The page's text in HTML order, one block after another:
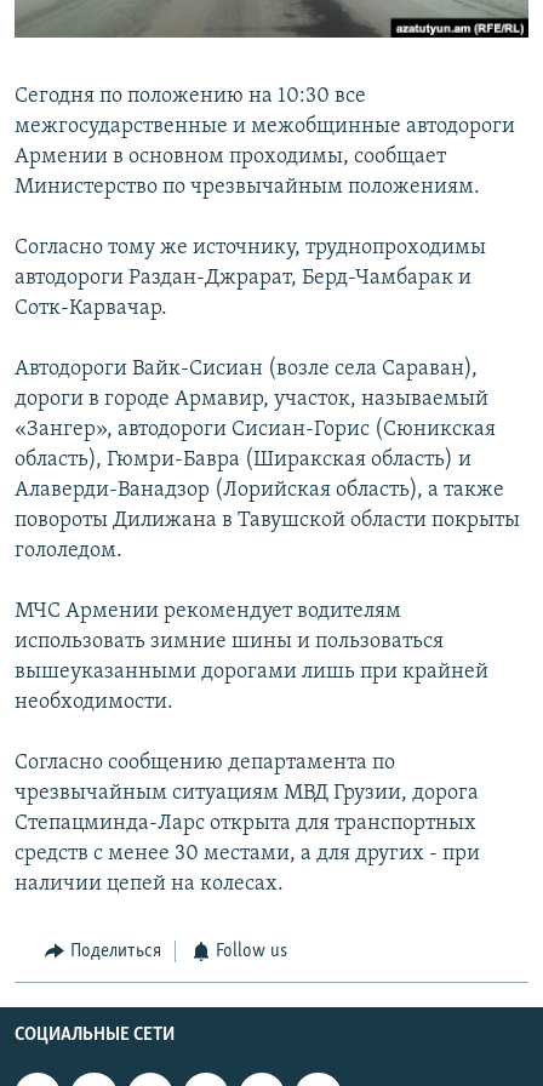
Հայերեն
English
Русский
Все сайты Радио Азатутюн
Сегодня по положению на 10:30 все
межгосударственные и межобщинные автодороги
Армении в основном проходимы, сообщает
Министерство по чрезвычайным положениям.
Согласно тому же источнику, труднопроходимы
автодороги Раздан-Джрарат, Берд-Чамбарак и
Сотк-Карвачар.
Автодороги Вайк-Сисиан (возле села Сараван),
дороги в городе Армавир, участок, называемый
«Зангер», автодороги Сисиан-Горис (Сюникская
область), Гюмри-Бавра (Ширакская область) и
Алаверди-Ванадзор (Лорийская область), а также
повороты Дилижана в Тавушской области покрыты
гололедом.
МЧС Армении рекомендует водителям
использовать зимние шины и пользоваться
вышеуказанными дорогами лишь при крайней
необходимости.
Согласно сообщению департамента по
чрезвычайным ситуациям МВД Грузии, дорога
Степацминда-Ларс открыта для транспортных
средств с менее 30 местами, а для других - при
наличии цепей на колесах.
Поделиться Follow us
СОЦИАЛЬНЫЕ СЕТИ